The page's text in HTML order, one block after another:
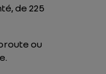
de 225
ou